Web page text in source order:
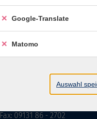
Impressum
Fax: 09131 86 - 2702
Google-Translate
Matomo
Auswahl